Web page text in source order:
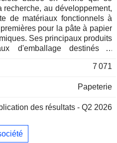
au développement,
de matériaux fonctionnels à
pour la pâte à papier
Ses principaux produits
d'emballage destinés à
de décoration intérieure,
à l'imprimerie, du papier pour
société opère principalement
7 071
Papeterie
des résultats - Q2 2026